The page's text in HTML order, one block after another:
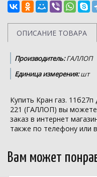
ОПИСАНИЕ ТОВАРА
Производитель:ГАЛЛОП
Единица измерения:шт
Купить Кран газ.
221 (ГАЛЛОП) вы
заказ в интернет
также по телефону или в
Вам может